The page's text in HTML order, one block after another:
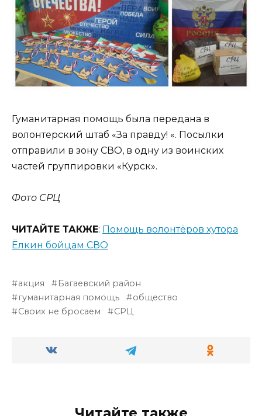
Гуманитарная помощь была передана в
волонтерский штаб «За правду! «. Посылки
отправили в зону СВО, в одну из воинских
частей группировки «Курск».
Фото СРЦ
ЧИТАЙТЕ ТАКЖЕ: Помощь волонтёров хутора
Ёлкин бойцам СВО
акция
Багаевский район
гуманитарная помощь
общество
Своих не бросаем
СРЦ